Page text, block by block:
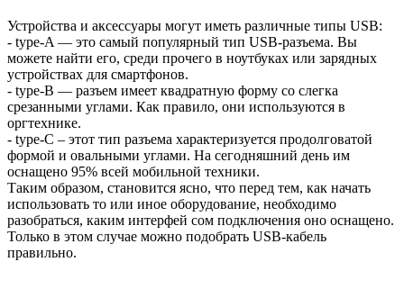
Устройства и аксессуары могут иметь различные типы USB:
- type-A — это самый популярный тип USB-разъема. Вы
можете найти его, среди прочего в ноутбуках или зарядных
устройствах для смартфонов.
- type-B — разъем имеет квадратную форму со слегка
срезанными углами. Как правило, они используются в
оргтехнике.
- type-C – этот тип разъема характеризуется продолговатой
формой и овальными углами. На сегодняшний день им
оснащено 95% всей мобильной техники.
Таким образом, становится ясно, что перед тем, как начать
использовать то или иное оборудование, необходимо
разобраться, каким интерфей сом подключения оно оснащено.
Только в этом случае можно подобрать USB-кабель
правильно.